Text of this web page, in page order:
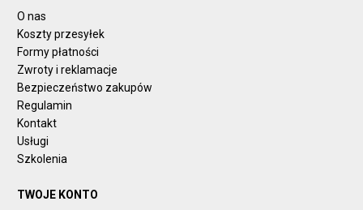
O nas
Koszty przesyłek
Formy płatności
Zwroty i reklamacje
Bezpieczeństwo zakupów
Regulamin
Kontakt
Usługi
Szkolenia
TWOJE KONTO